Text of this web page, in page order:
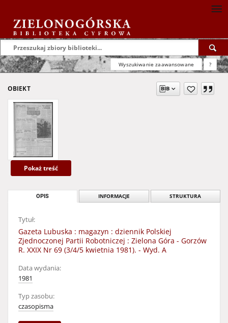
Wyszukiwanie zaawansowane ?
OBIEKT
Pokaż treść
OPIS INFORMACJE STRUKTURA
Tytuł:
Gazeta Lubuska : magazyn : dziennik Polskiej
Zjednoczonej Partii Robotniczej : Zielona Góra - Gorzów
R. XXIX Nr 69 (3/4/5 kwietnia 1981). - Wyd. A
Data wydania:
1981
Typ zasobu:
czasopisma